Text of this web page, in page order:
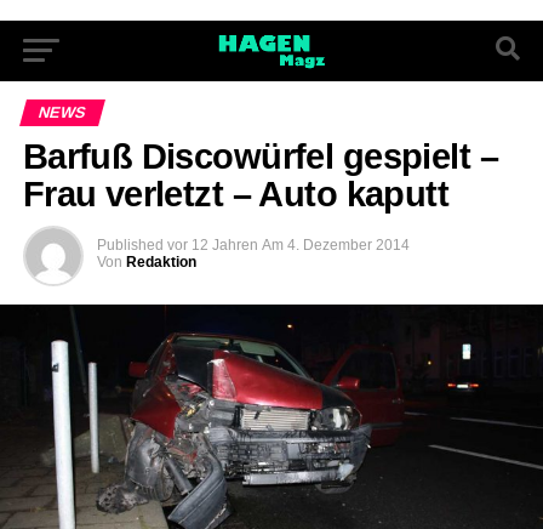
NEWS
Barfuß Discowürfel gespielt –
Frau verletzt – Auto kaputt
Published vor 12 Jahren Am 4. Dezember 2014
Von Redaktion